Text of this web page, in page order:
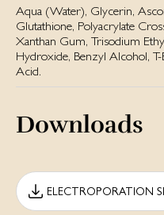
Aqua (Water), Glycerin,
Glutathione, Polyacrylate
Xanthan Gum, Trisodium
Hydroxide, Benzyl Alcohol,
Acid.
Downloads
ELECTROPORATION